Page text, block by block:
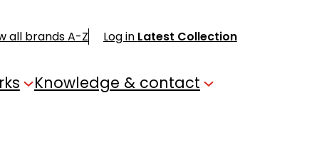
all brands A-Z Log in Latest Collection
Knowledge & contact